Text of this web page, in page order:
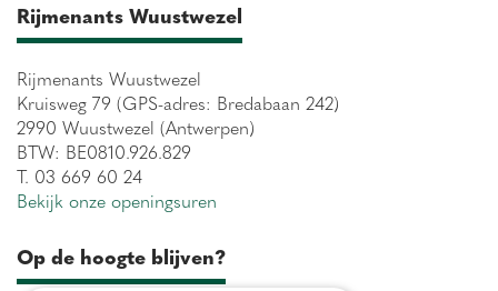
Rijmenants Wuustwezel
Rijmenants Wuustwezel
Kruisweg 79 (GPS-adres: Bredabaan 242)
2990 Wuustwezel (Antwerpen)
BTW: BE0810.926.829
T. 03 669 60 24
Bekijk onze openingsuren
Op de hoogte blijven?